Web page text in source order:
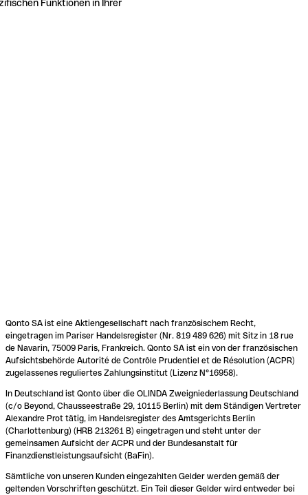
Funktionen in Ihrer
Qonto SA ist eine Aktiengesellschaft nach französischem Recht,
eingetragen im Pariser Handelsregister (Nr. 819 489 626) mit Sitz in 18 rue
de Navarin, 75009 Paris, Frankreich. Qonto SA ist ein von der französischen
Aufsichtsbehörde Autorité de Contrôle Prudentiel et de Résolution (ACPR)
zugelassenes reguliertes Zahlungsinstitut (Lizenz N°16958).
In Deutschland ist Qonto über die OLINDA Zweigniederlassung Deutschland
(c/o Beyond, Chausseestraße 29, 10115 Berlin) mit dem Ständigen Vertreter
Alexandre Prot tätig, im Handelsregister des Amtsgerichts Berlin
(Charlottenburg) (HRB 213261 B) eingetragen und steht unter der
gemeinsamen Aufsicht der ACPR und der Bundesanstalt für
Finanzdienstleistungsaufsicht (BaFin).
Sämtliche von unseren Kunden eingezahlten Gelder werden gemäß der
geltenden Vorschriften geschützt. Ein Teil dieser Gelder wird entweder bei